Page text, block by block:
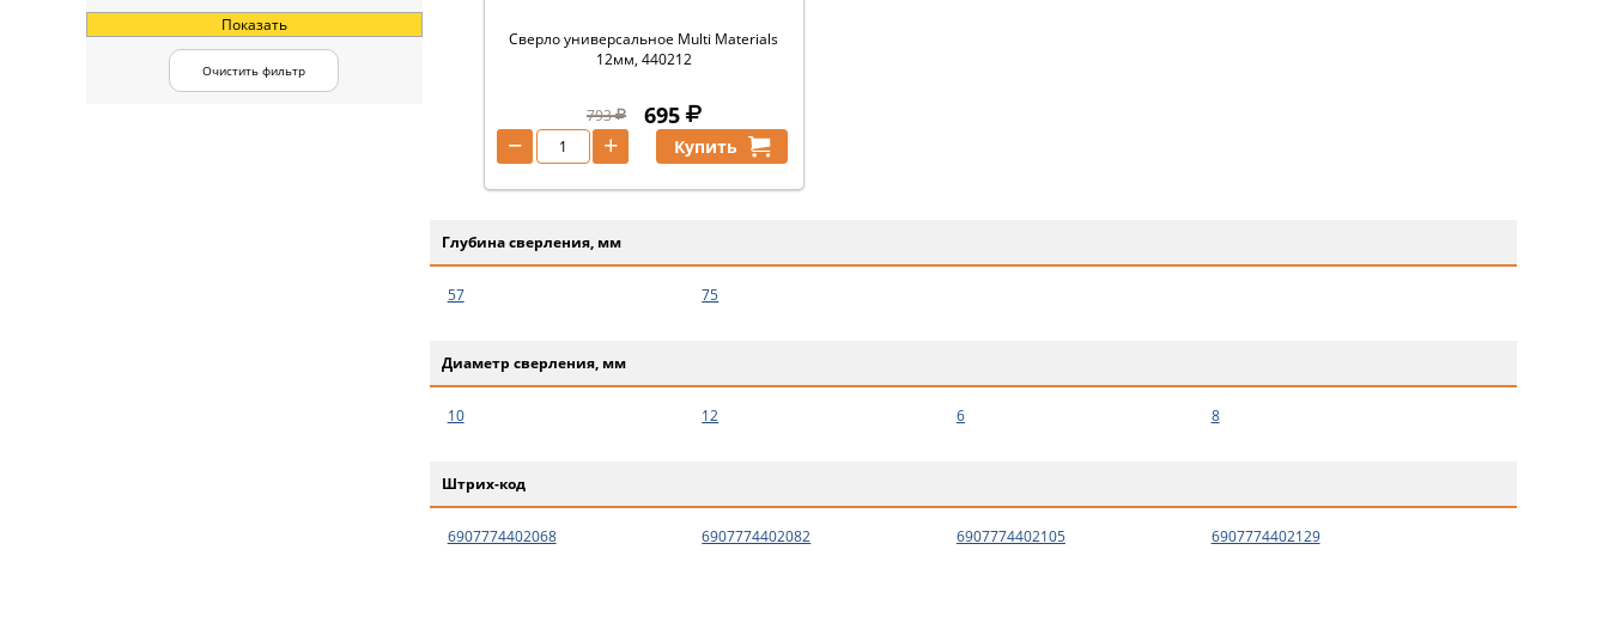
Показать
Очистить фильтр
Сверло универсальное Multi Materials
12мм, 440212
793 695
+
− Купить
Глубина сверления, мм
57 75
Диаметр сверления, мм
10 12 6 8
Штрих-код
6907774402068 6907774402082 6907774402105 6907774402129